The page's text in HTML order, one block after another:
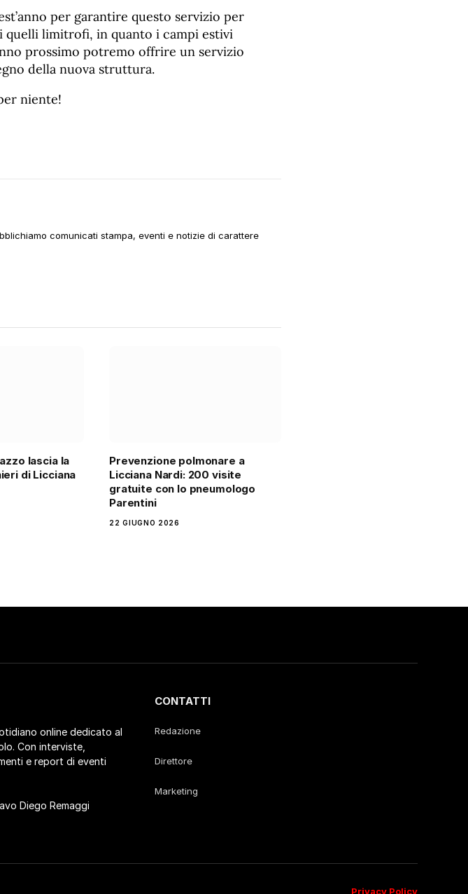
per garantire questo servizio per
quelli limitrofi, in quanto i campi estivi
prossimo potremo offrire un servizio
della nuova struttura.
niente!
comunicati stampa, eventi e notizie di carattere
lascia la
di Licciana
Prevenzione polmonare a
Licciana Nardi: 200 visite
gratuite con lo pneumologo
Parentini
22 GIUGNO 2026
online dedicato al
Con interviste,
e report di eventi
Diego Remaggi
CONTATTI
Redazione
Direttore
Marketing
Privacy Policy